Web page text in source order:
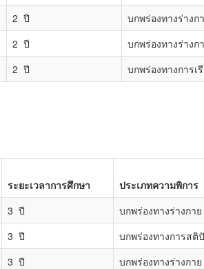
2 ปี บกพร่องทางร่างก
2 ปี บกพร่องทางร่างก
2 ปี บกพร่องทางการเ
ระยะเวลาการศึกษา ประเภทความพิการ
3 ปี บกพร่องทางร่างกาย
3 ปี บกพร่องทางการส
3 ปี บกพร่องทางร่างกาย